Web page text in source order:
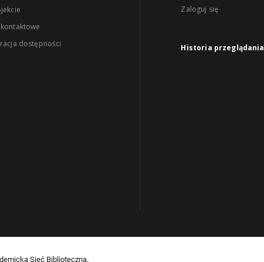
dostępności
Zaloguj się
Historia przeglądania
Sieć Biblioteczną.